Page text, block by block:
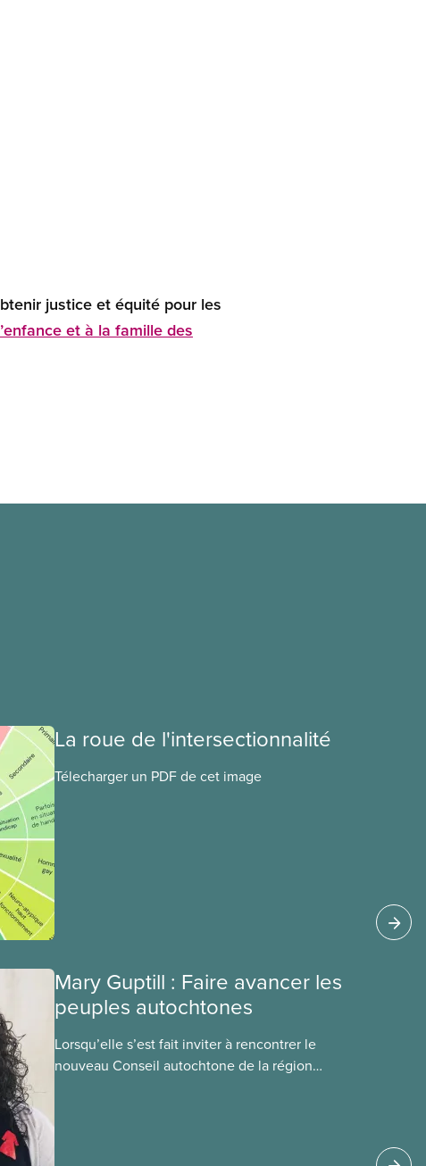
justice et équité pour les
et à la famille des
La roue de l'intersectionnalité
Télecharger un PDF de cet image
Mary Guptill : Faire avancer les
peuples autochtones
Lorsqu’elle s’est fait inviter à rencontrer le
nouveau Conseil autochtone de la région